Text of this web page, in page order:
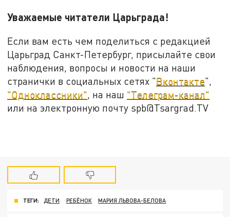
Уважаемые читатели Царьграда!
Если вам есть чем поделиться с редакцией
Царьград Санкт-Петербург, присылайте свои
наблюдения, вопросы и новости на наши
странички в социальных сетях "Вконтакте",
"Одноклассники", на наш "Телеграм-канал"
или на электронную почту spb@Tsargrad.TV
ТЕГИ: ДЕТИ РЕБЁНОК МАРИЯ ЛЬВОВА-БЕЛОВА